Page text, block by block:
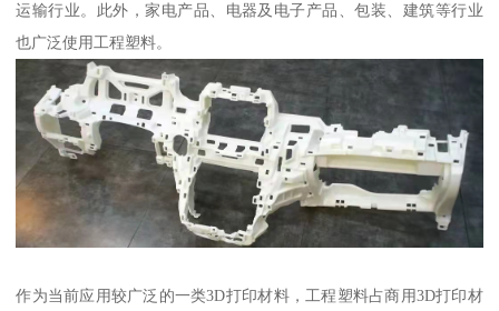
运输行业。此外，家电产品、电器及电子产品、包装、建筑等行业
也广泛使用工程塑料。
作为当前应用较广泛的一类3D打印材料，工程塑料占商用3D打印材